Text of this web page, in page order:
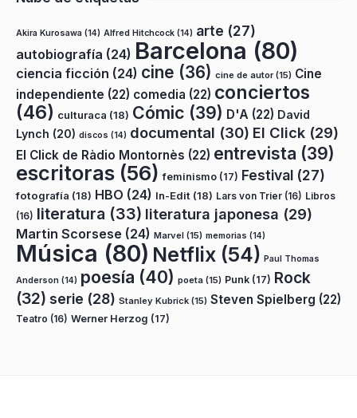
Akira Kurosawa (14) Alfred Hitchcock (14) arte (27)
autobiografía (24) Barcelona (80)
ciencia ficción (24) cine (36) cine de autor(15) Cine
independiente (22) comedia (22) conciertos
(46) culturaca (18) Cómic (39) D'A (22) David
Lynch (20) discos (14) documental (30) El Click (29)
El Click de Ràdio Montornès (22) entrevista (39)
escritoras (56) feminismo (17) Festival (27)
fotografía (18) HBO (24) In-Edit (18) Lars von Trier (16) Libros
(16) literatura (33) literatura japonesa (29)
Martin Scorsese (24) Marvel (15) memorias (14)
Música (80) Netflix (54) Paul Thomas
Anderson (14) poesía (40) poeta (15) Punk (17) Rock
(32) serie (28) Stanley Kubrick (15) Steven Spielberg (22)
Teatro (16) Werner Herzog (17)